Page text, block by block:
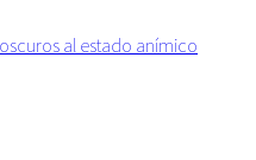
al estado anímico